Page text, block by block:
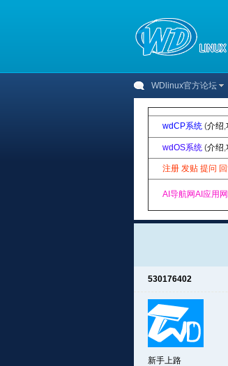
WDlinux官方论坛
wdCP系统 (介绍,
wdOS系统 (介绍,
注册 发贴 提问
AI导航网AI应用
530176402
新手上路